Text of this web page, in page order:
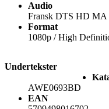
Audio
Fransk DTS HD MA
Format
1080p / High
Undertekster
AWE0693BD
EAN